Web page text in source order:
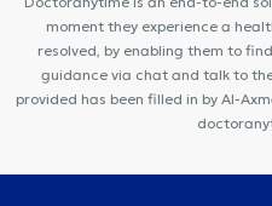
moment they experience a
resolved, by enabling them to
guidance via chat and talk to
provided has been filled in by Al-